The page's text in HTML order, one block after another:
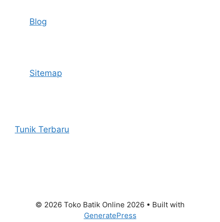
Blog
Sitemap
Tunik Terbaru
© 2026 Toko Batik Online 2026 • Built with
GeneratePress